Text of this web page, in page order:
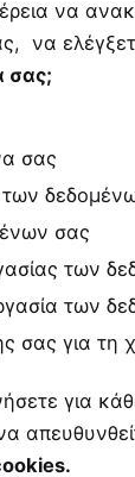
να
να
σας;
σας
σας
των
των
σας για τη
για